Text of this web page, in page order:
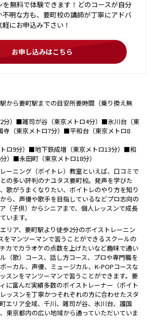
を無料で体験できます！どのコースが自分
不明な方も、要町校の講師が丁寧にアドバ
にお申込み下さい！
お申し込みはこちら
から要町駅までの目安所要時間（乗り換え無
分）■雑司が谷（東京メトロ4分）■氷川台（東
（東京メトロ7分）■平和台（東京メトロ8
ロ9分）■地下鉄成増（東京メトロ13分）■和
）■永田町（東京メトロ18分）
ーニング（ボイトレ）教室といえば、口コミで
の多い評判のナユタス要町校。発声を学びた
歌がうまくなりたい、ボイトレのやり方を知り
ら、声優や歌手を目指しているなどプロ志向の
（子供）からシニアまで、個人レッスンで成長
います。
リア、要町駅より徒歩2分のボイストレーニン
をマンツーマンで習うことができるスクールの
カでカラオケの点数を上げたいなど趣味で通い
（歌）コース、話し方コース、プロや専門職を
ーカル、声優、ミュージカル、K-POPコースな
スンをマンツーマンで習うことができます。要
に富んだ実績多数のボイストレーナー（ボイト
ッスンを丁寧かつそれぞれの方に合わせたスタ
エリア全域、千川、雑司が谷、氷川台、護国
東京都内の広い地域から通っていただいていま